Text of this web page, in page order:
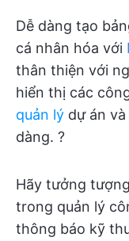
Dễ dàng tạo
cá nhân hóa với
thân thiện với
hiển thị các
quản lý dự án và
dàng. ?
Hãy tưởng
trong quản lý
thông báo kỹ